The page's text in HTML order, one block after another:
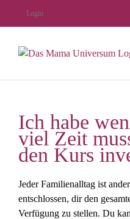
Login
Ich habe
viel Zeit
den Kurs
Jeder Familienalltag ist
entschlossen, dir den
Verfügung zu stellen. Du